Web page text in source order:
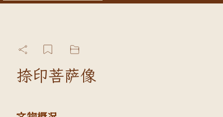
捺印菩萨像